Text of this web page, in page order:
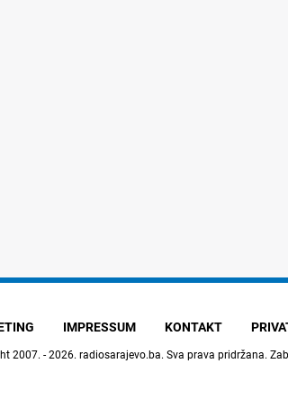
IMPRESSUM KONTAKT
2007. - 2026. radiosarajevo.ba. Sva prava pridržana.